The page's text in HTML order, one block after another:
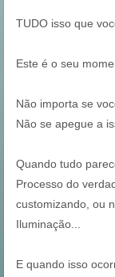
TUDO isso que
Este é o seu
Não importa se
Não se apegue a
Quando tudo
Processo do
customizando, ou
Iluminação...
E quando isso